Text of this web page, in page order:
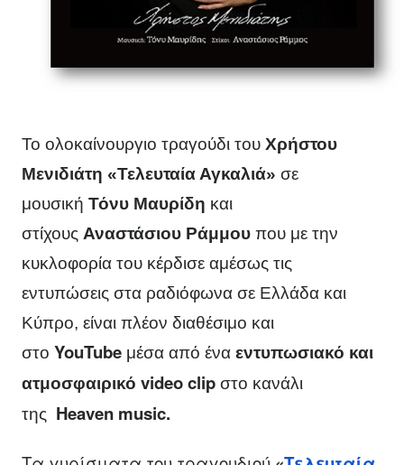
Το ολοκαίνουργιο τραγούδι του Χρήστου
Μενιδιάτη «Τελευταία Αγκαλιά» σε
μουσική Τόνυ Μαυρίδη και
στίχους Αναστάσιου Ράμμου που με την
κυκλοφορία του κέρδισε αμέσως τις
εντυπώσεις στα ραδιόφωνα σε Ελλάδα και
Κύπρο, είναι πλέον διαθέσιμο και
στο YouTube μέσα από ένα εντυπωσιακό και
ατμοσφαιρικό videoclip στο κανάλι
της Heaven music.